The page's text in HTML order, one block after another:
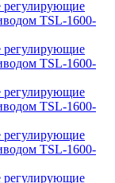
регулирующие
TSL-1600-
регулирующие
TSL-1600-
регулирующие
TSL-1600-
регулирующие
TSL-1600-
регулирующие